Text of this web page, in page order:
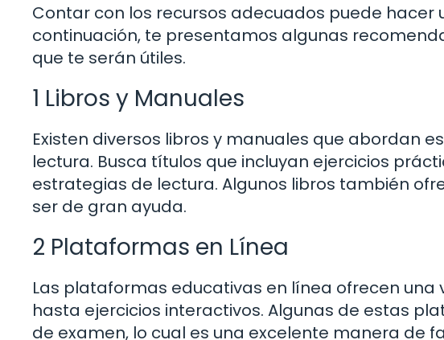
Contar con los recursos adecuados puede
continuación, te presentamos algunas
que te serán útiles.
1 Libros y Manuales
Existen diversos libros y manuales que abordan
lectura. Busca títulos que incluyan ejercicios
estrategias de lectura. Algunos libros también
ser de gran ayuda.
2 Plataformas en Línea
Las plataformas educativas en línea ofrecen una
hasta ejercicios interactivos. Algunas de estas
de examen, lo cual es una excelente manera de